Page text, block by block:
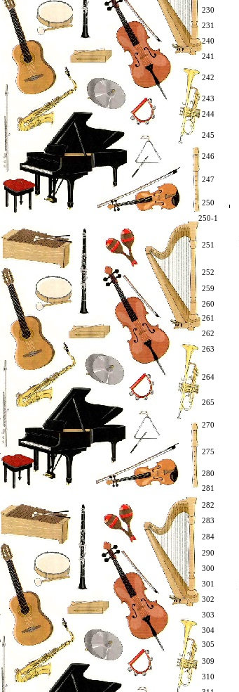
230
231
240
241
242
243
244
245
246
247
250
250-1
251
252
259
260
261
262
263
264
265
270
275
280
281
282
283
284
290
300
301
302
303
304
305
309
310